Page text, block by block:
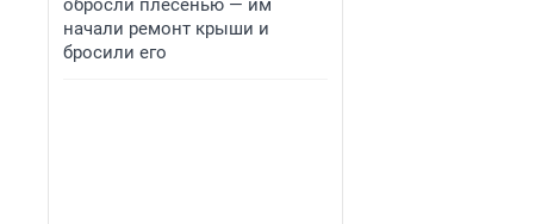
обросли плесенью — им
начали ремонт крыши и
бросили его